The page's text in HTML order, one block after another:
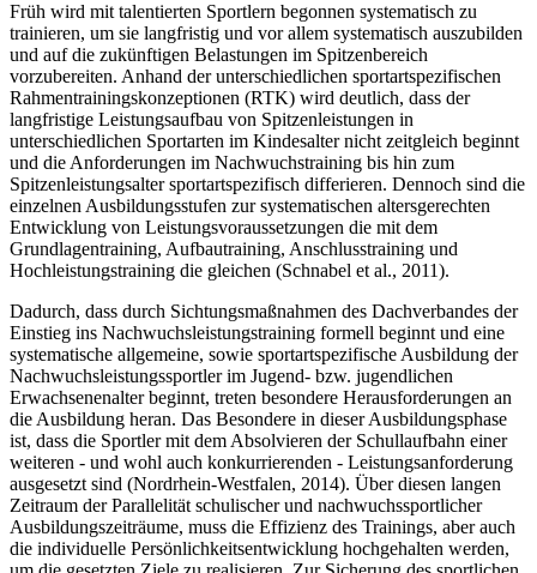
Früh wird mit talentierten Sportlern begonnen systematisch zu
trainieren, um sie langfristig und vor allem systematisch auszubilden
und auf die zukünftigen Belastungen im Spitzenbereich
vorzubereiten. Anhand der unterschiedlichen sportartspezifischen
Rahmentrainingskonzeptionen (RTK) wird deutlich, dass der
langfristige Leistungsaufbau von Spitzenleistungen in
unterschiedlichen Sportarten im Kindesalter nicht zeitgleich beginnt
und die Anforderungen im Nachwuchstraining bis hin zum
Spitzenleistungsalter sportartspezifisch differieren. Dennoch sind die
einzelnen Ausbildungsstufen zur systematischen altersgerechten
Entwicklung von Leistungsvoraussetzungen die mit dem
Grundlagentraining, Aufbautraining, Anschlusstraining und
Hochleistungstraining die gleichen (Schnabel et al., 2011).
Dadurch, dass durch Sichtungsmaßnahmen des Dachverbandes der
Einstieg ins Nachwuchsleistungstraining formell beginnt und eine
systematische allgemeine, sowie sportartspezifische Ausbildung der
Nachwuchsleistungssportler im Jugend- bzw. jugendlichen
Erwachsenenalter beginnt, treten besondere Herausforderungen an
die Ausbildung heran. Das Besondere in dieser Ausbildungsphase
ist, dass die Sportler mit dem Absolvieren der Schullaufbahn einer
weiteren - und wohl auch konkurrierenden - Leistungsanforderung
ausgesetzt sind (Nordrhein-Westfalen, 2014). Über diesen langen
Zeitraum der Parallelität schulischer und nachwuchssportlicher
Ausbildungszeiträume, muss die Effizienz des Trainings, aber auch
die individuelle Persönlichkeitsentwicklung hochgehalten werden,